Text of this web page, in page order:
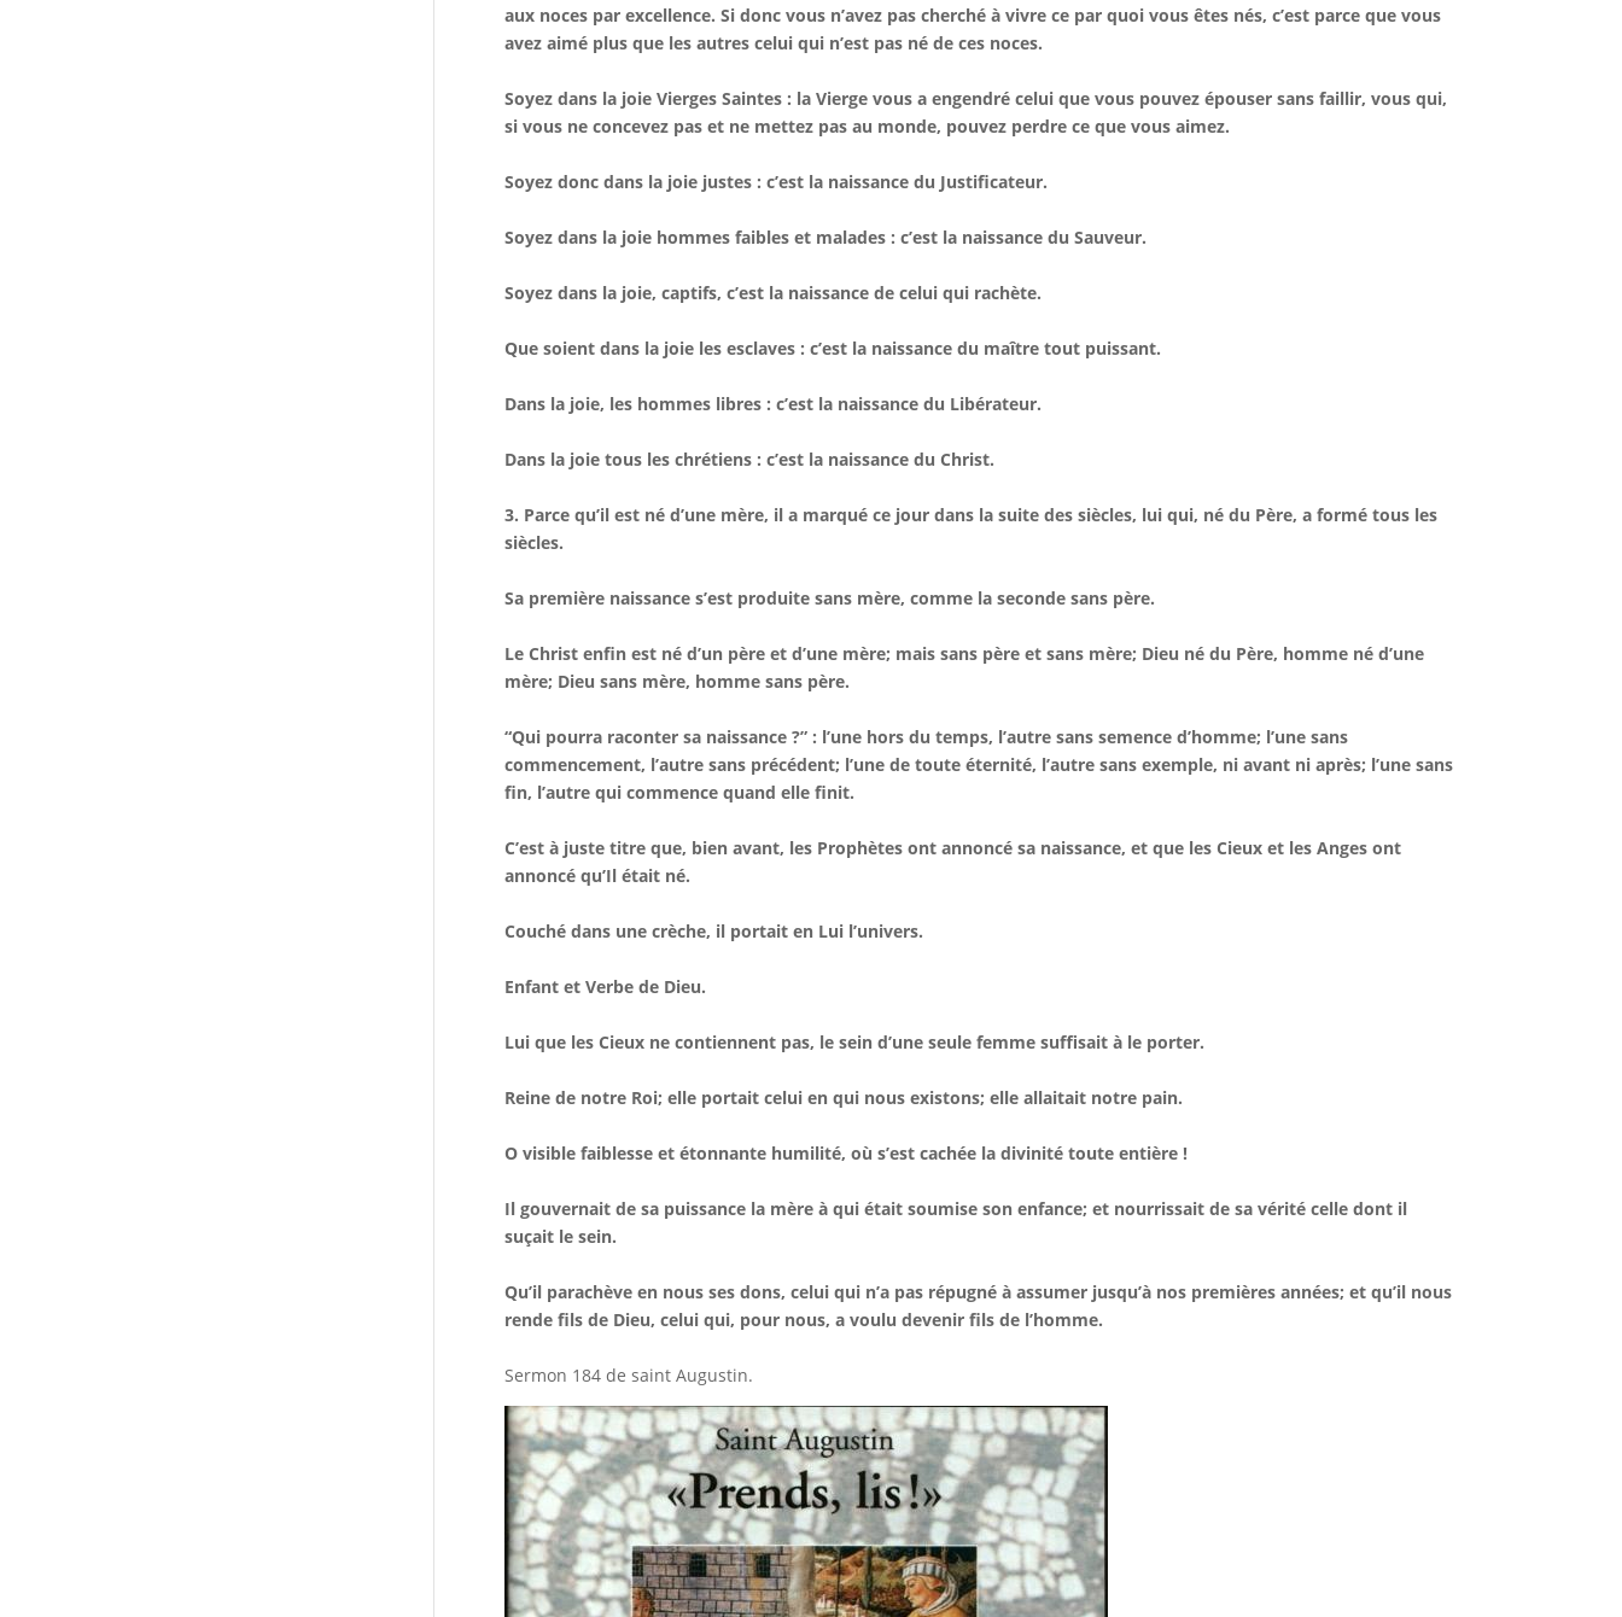
aux noces par excellence. Si donc vous n’avez pas cherché à vivre ce par quoi vous êtes nés, c’est parce que vous
avez aimé plus que les autres celui qui n’est pas né de ces noces.
Soyez dans la joie Vierges Saintes : la Vierge vous a engendré celui que vous pouvez épouser sans faillir, vous qui,
si vous ne concevez pas et ne mettez pas au monde, pouvez perdre ce que vous aimez.
Soyez donc dans la joie justes : c’est la naissance du Justificateur.
Soyez dans la joie hommes faibles et malades : c’est la naissance du Sauveur.
Soyez dans la joie, captifs, c’est la naissance de celui qui rachète.
Que soient dans la joie les esclaves : c’est la naissance du maître tout puissant.
Dans la joie, les hommes libres : c’est la naissance du Libérateur.
Dans la joie tous les chrétiens : c’est la naissance du Christ.
3. Parce qu’il est né d’une mère, il a marqué ce jour dans la suite des siècles, lui qui, né du Père, a formé tous les
siècles.
Sa première naissance s’est produite sans mère, comme la seconde sans père.
Le Christ enfin est né d’un père et d’une mère; mais sans père et sans mère; Dieu né du Père, homme né d’une
mère; Dieu sans mère, homme sans père.
“Qui pourra raconter sa naissance ?” : l’une hors du temps, l’autre sans semence d’homme; l’une sans
commencement, l’autre sans précédent; l’une de toute éternité, l’autre sans exemple, ni avant ni après; l’une sans
fin, l’autre qui commence quand elle finit.
C’est à juste titre que, bien avant, les Prophètes ont annoncé sa naissance, et que les Cieux et les Anges ont
annoncé qu’Il était né.
Couché dans une crèche, il portait en Lui l’univers.
Enfant et Verbe de Dieu.
Lui que les Cieux ne contiennent pas, le sein d’une seule femme suffisait à le porter.
Reine de notre Roi; elle portait celui en qui nous existons; elle allaitait notre pain.
O visible faiblesse et étonnante humilité, où s’est cachée la divinité toute entière !
Il gouvernait de sa puissance la mère à qui était soumise son enfance; et nourrissait de sa vérité celle dont il
suçait le sein.
Qu’il parachève en nous ses dons, celui qui n’a pas répugné à assumer jusqu’à nos premières années; et qu’il nous
rende fils de Dieu, celui qui, pour nous, a voulu devenir fils de l’homme.
Sermon 184 de saint Augustin.